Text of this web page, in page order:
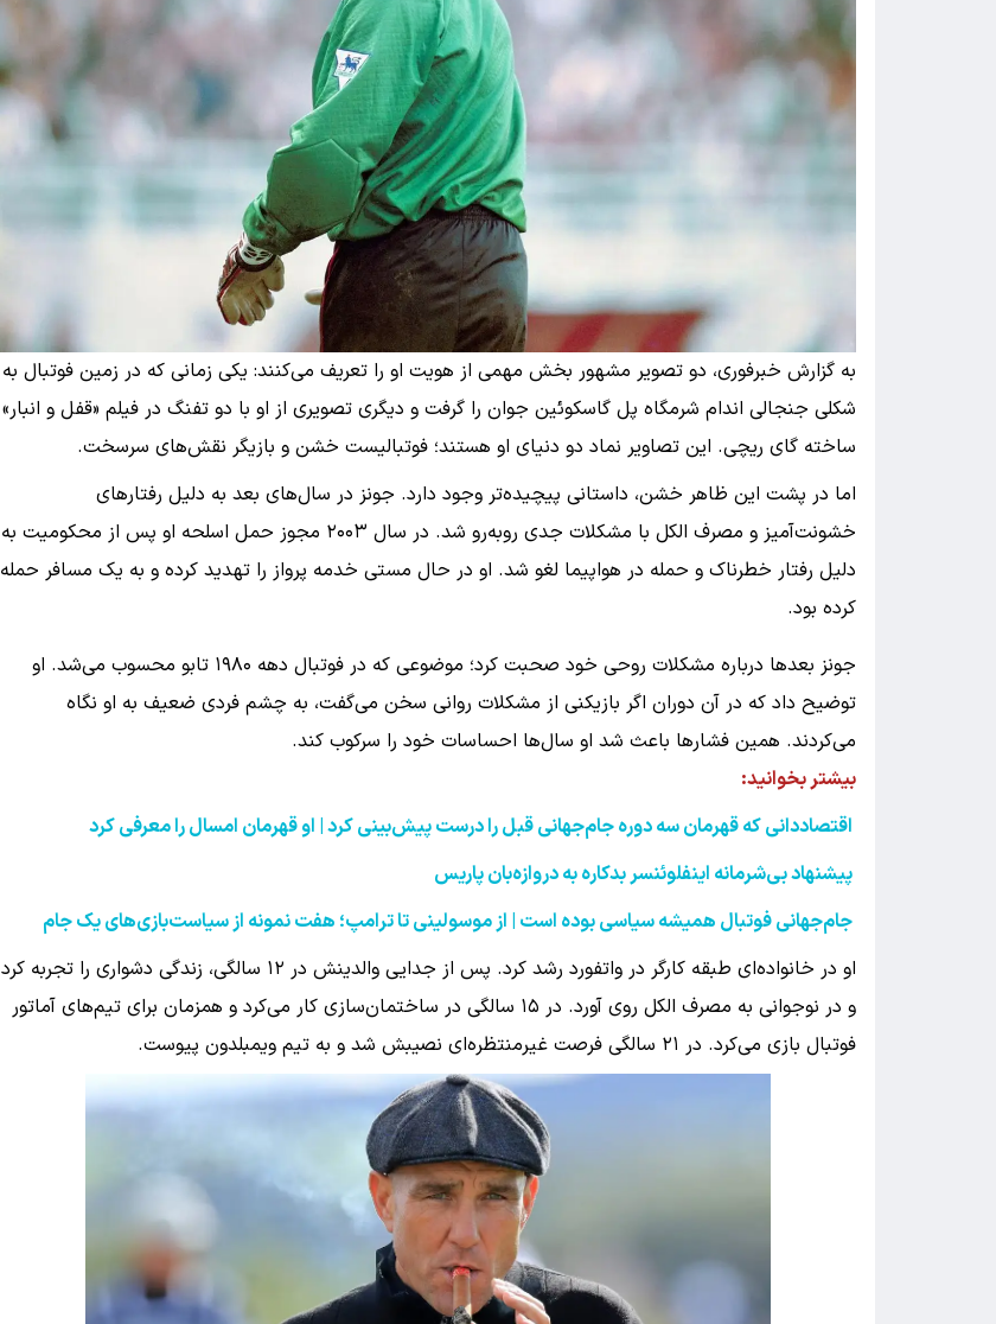
به گزارش خبرفوری، دو تصویر مشهور بخش مهمی از هویت او را تعریف می‌کنند: یکی زمانی که در زمین فوتبال به
شکلی جنجالی اندام شرمگاه پل گاسکوئین جوان را گرفت و دیگری تصویری از او با دو تفنگ در فیلم «قفل و انبار»
ساخته گای ریچی. این تصاویر نماد دو دنیای او هستند؛ فوتبالیست خشن و بازیگر نقش‌های سرسخت.
اما در پشت این ظاهر خشن، داستانی پیچیده‌تر وجود دارد. جونز در سال‌های بعد به دلیل رفتارهای
خشونت‌آمیز و مصرف الکل با مشکلات جدی روبه‌رو شد. در سال ۲۰۰۳ مجوز حمل اسلحه او پس از محکومیت به
دلیل رفتار خطرناک و حمله در هواپیما لغو شد. او در حال مستی خدمه پرواز را تهدید کرده و به یک مسافر حمله
کرده بود.
جونز بعدها درباره مشکلات روحی خود صحبت کرد؛ موضوعی که در فوتبال دهه ۱۹۸۰ تابو محسوب می‌شد. او
توضیح داد که در آن دوران اگر بازیکنی از مشکلات روانی سخن می‌گفت، به چشم فردی ضعیف به او نگاه
می‌کردند. همین فشارها باعث شد او سال‌ها احساسات خود را سرکوب کند.
بیشتر بخوانید:
اقتصاددانی که قهرمان سه دوره جام‌جهانی قبل را درست پیش‌بینی کرد | او قهرمان امسال را معرفی کرد
پیشنهاد بی‌شرمانه اینفلوئنسر بدکاره به دروازه‌بان پاریس
جام‌جهانی فوتبال همیشه سیاسی بوده است | از موسولینی تا ترامپ؛ هفت نمونه از سیاست‌بازی‌های یک جام
او در خانواده‌ای طبقه کارگر در واتفورد رشد کرد. پس از جدایی والدینش در ۱۲ سالگی، زندگی دشواری را تجربه کرد
و در نوجوانی به مصرف الکل روی آورد. در ۱۵ سالگی در ساختمان‌سازی کار می‌کرد و همزمان برای تیم‌های آماتور
فوتبال بازی می‌کرد. در ۲۱ سالگی فرصت غیرمنتظره‌ای نصیبش شد و به تیم ویمبلدون پیوست.